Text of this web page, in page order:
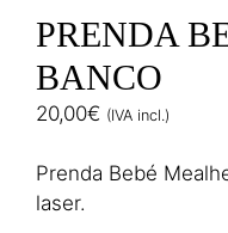
PRENDA
BANCO
20,00€ (IVA incl.)
Prenda Bebé
laser.